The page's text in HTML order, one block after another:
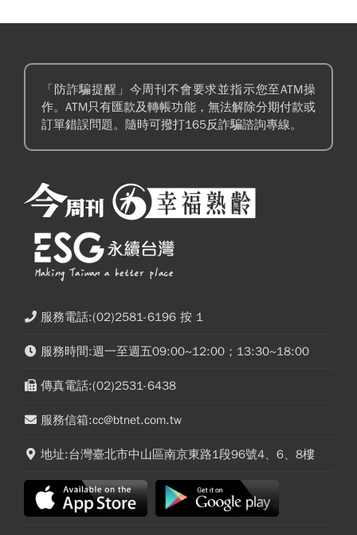
「防詐騙提醒」今周刊不會要求並指示您至ATM操
作。ATM只有匯款及轉帳功能，無法解除分期付款或
訂單錯誤問題。隨時可撥打165反詐騙諮詢專線。
服務電話:(02)2581-6196 按 1
服務時間:週一至週五09:00~12:00；13:30~18:00
傳真電話:(02)2531-6438
服務信箱:cc@btnet.com.tw
地址:台灣臺北市中山區南京東路1段96號4、6、8樓